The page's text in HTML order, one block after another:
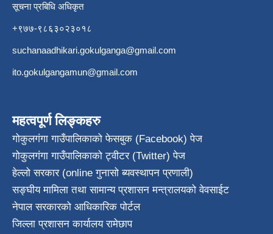
सूचना प्रबिधि अधिकृत
+९७७-९८६३०२३०१८
suchanaadhikari.gokulganga@gmail.com
ito.gokulgangamun@gmail.com
महत्वपूर्ण लिङ्कहरु
गोकुलगंगा गाउँपालिकाको फेसबुक (Facebook) पेज
गोकुलगंगा गाउँपालिकाको ट्वीटर (Twitter) पेज
हेल्लो सरकार (online गुनासो ब्यवस्थापन प्रणाली)
सङ्घीय मामिला तथा सामान्य प्रशासन मन्त्रालयको वेवसाईट
नेपाल सरकारको आधिकारिक पोर्टल
जिल्ला प्रशासन कार्यालय रामेछाप